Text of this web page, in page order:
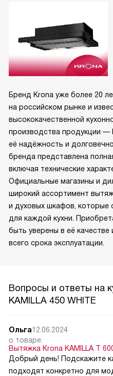
Бренд Krona уже более 20
на российском рынке и
высококачественной
производства продукции —
её надёжность и
бренда представлена
включая технические
Официальные магазины и
широкий ассортимент
и духовых шкафов, которые
для каждой кухни.
быть уверены в её
всего срока эксплуатации.
Вопросы и ответы на
KAMILLA 450 WHITE
Ольга12.06.2024
о товаре:
Вытяжка Krona KAMILLA T
Добрый день! Подскажите
подходят конкретно для